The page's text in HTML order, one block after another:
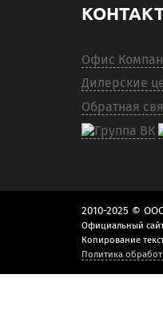
Офис
Дилерские
Обратная
2010-2025 ©
Официальный
Копирование
Политика